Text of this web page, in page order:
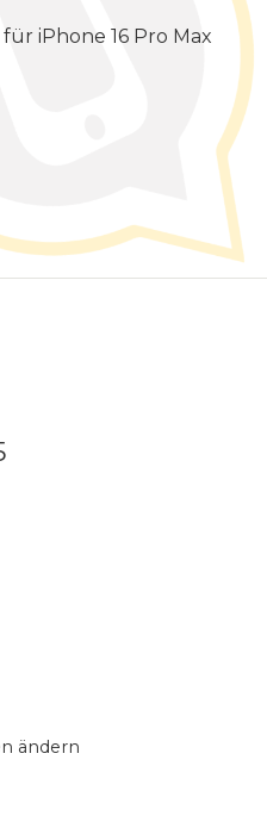
iPhone 16 Pro Max
ändern